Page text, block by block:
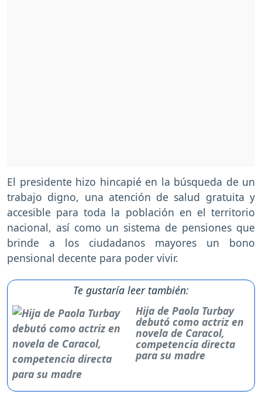
El presidente hizo hincapié en la búsqueda de un
trabajo digno, una atención de salud gratuita y
accesible para toda la población en el territorio
nacional, así como un sistema de pensiones que
brinde a los ciudadanos mayores un bono
pensional decente para poder vivir.
Te gustaría leer también:
Hija de Paola Turbay
debutó como actriz en
novela de Caracol,
competencia directa
para su madre